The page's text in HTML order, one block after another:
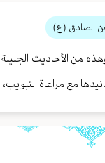
الصادق (ع)‏
الأحاديث الجليلة
مع مراعاة التبويب،